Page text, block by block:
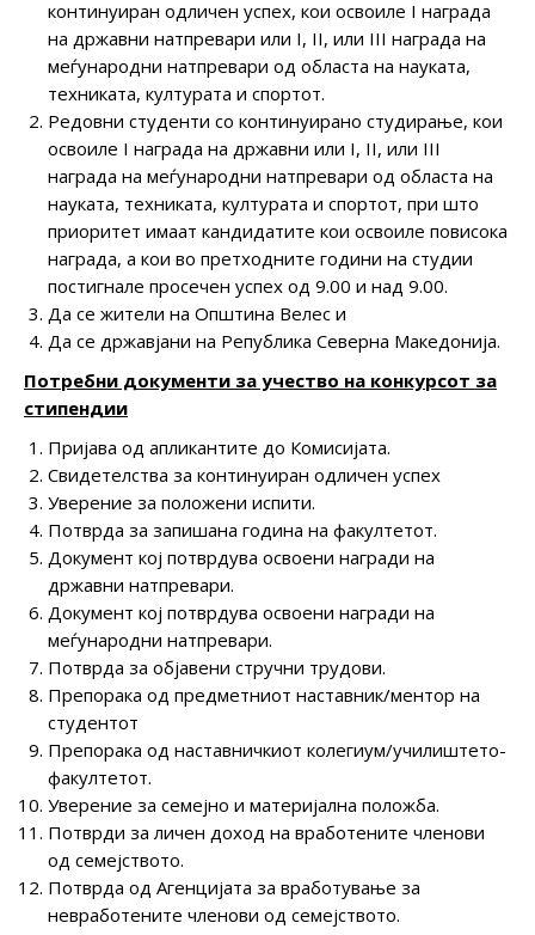
континуиран одличен успех, кои освоиле I наградa
на државни натпревари или I, II, или III награда на
меѓународни натпревари од областа на науката,
техниката, културата и спортот.
Редовни студенти со континуирано студирање, кои
освоиле I награда на државни или I, II, или III
награда на меѓународни натпревари од областа на
науката, техниката, културата и спортот, при што
приоритет имаат кандидатите кои освоиле повисока
награда, а кои во претходните години на студии
постигнале просечен успех од 9.00 и над 9.00.
Да се жители на Општина Велес и
Да се државјани на Република Северна Македонија.
Потребни документи за учество на конкурсот за
стипендии
Пријава од апликантите до Комисијата.
Свидетелства за континуиран одличен успех
Уверение за положени испити.
Потврда за запишана година на факултетот.
Документ кој потврдува освоени награди на
државни натпревари.
Документ кој потврдува освоени награди на
меѓународни натпревари.
Потврда за објавени стручни трудови.
Препорака од предметниот наставник/ментор на
студентот
Препорака од наставничкиот колегиум/училиштето-
факултетот.
Уверение за семејно и материјална положба.
Потврди за личен доход на вработените членови
од семејството.
Потврда од Агенцијата за вработување за
невработените членови од семејството.